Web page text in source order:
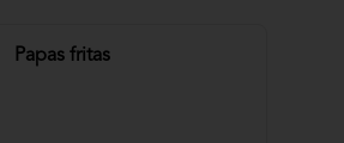
Papas fritas